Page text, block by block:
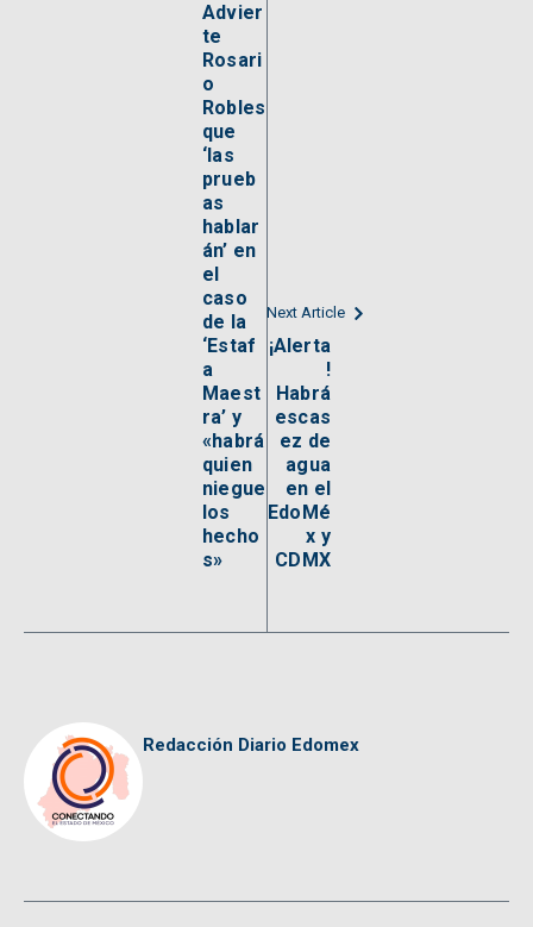
Advier
te
Rosari
o
Robles
que
‘las
prueb
as
hablar
án’ en
el
caso
de la
‘Estaf
a
Maest
ra’ y
«habrá
quien
niegue
los
hecho
s»
Next Article
¡Alerta
!
Habrá
escas
ez de
agua
en el
EdoMé
x y
CDMX
Redacción Diario Edomex